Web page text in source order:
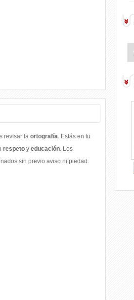
revisar la ortografía. Estás en tu
respeto y educación. Los
sin previo aviso ni piedad.